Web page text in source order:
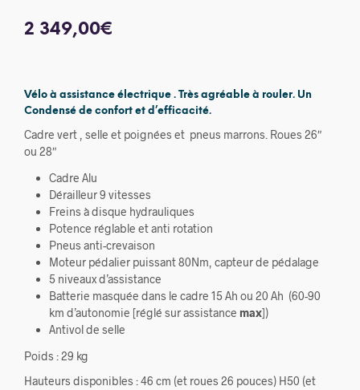
2 349,00€
Vélo à assistance électrique . Très agréable à rouler. Un
Condensé de confort et d’efficacité.
Cadre vert , selle et poignées et pneus marrons. Roues 26″
ou 28″
Cadre Alu
Dérailleur 9 vitesses
Freins à disque hydrauliques
Potence réglable et anti rotation
Pneus anti-crevaison
Moteur pédalier puissant 80Nm, capteur de pédalage
5 niveaux d’assistance
Batterie masquée dans le cadre 15 Ah ou 20 Ah (60-90
km d’autonomie [réglé sur assistance max])
Antivol de selle
Poids : 29 kg
Hauteurs disponibles : 46 cm (et roues 26 pouces) H50 (et